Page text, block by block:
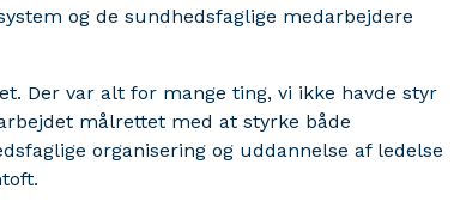
og de sundhedsfaglige medarbejdere
Der var alt for mange ting, vi ikke havde styr
målrettet med at styrke både
organisering og uddannelse af ledelse